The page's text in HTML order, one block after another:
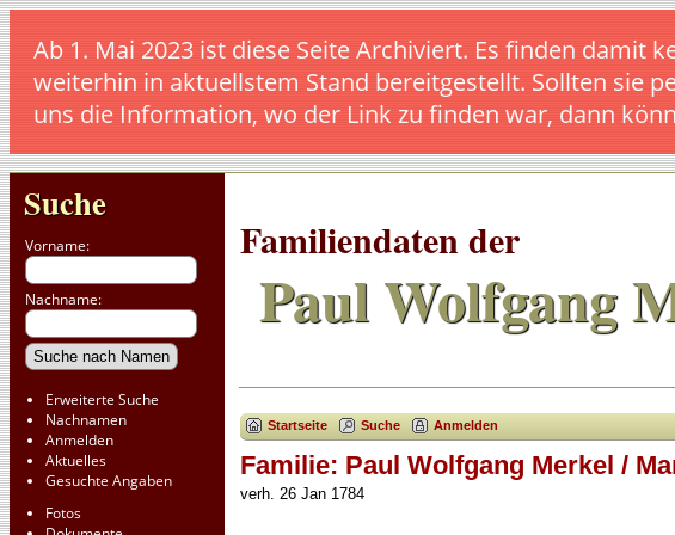
Ab 1. Mai 2023 ist diese Seite Archiviert. Es finden
weiterhin in aktuellstem Stand bereitgestellt. Sollten sie
uns die Information, wo der Link zu finden war, dann
Suche
Vorname:
Nachname:
Erweiterte Suche
Nachnamen
Anmelden
Aktuelles
Gesuchte Angaben
Fotos
Familiendaten der
Paul Wolfgang
Startseite Suche Anmelden
Familie: Paul Wolfgang Merkel /
verh. 26 Jan 1784